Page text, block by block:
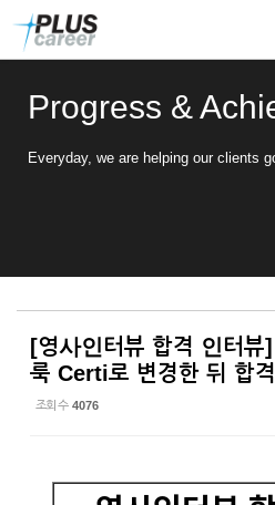
Progress &
Everyday, we are helping our clients
[영사인터뷰 합격 인터뷰
룩 Certi로 변경한 뒤 합
조회 수 4076